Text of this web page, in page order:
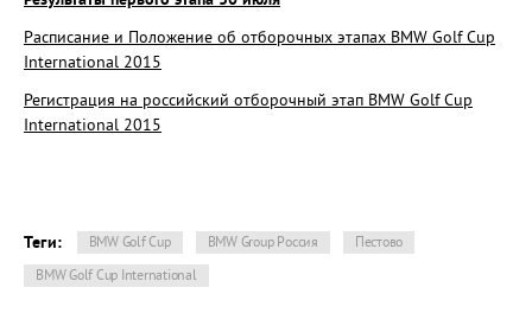
Расписание и Положение об отборочных этапах BMW Golf Cup
International 2015
Регистрация на российский отборочный этап BMW Golf Cup
International 2015
Теги: BMW Golf Cup BMW Group Россия
Пестово
BMW Golf Cup International